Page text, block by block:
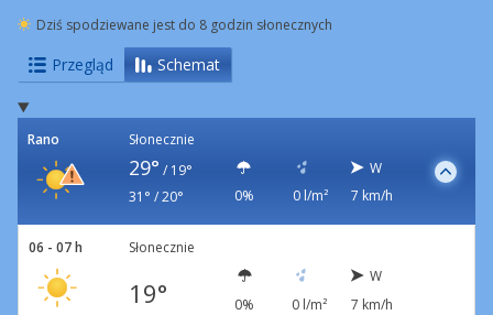
Dziś spodziewane jest do 8 godzin słonecznych
Przegląd Schemat
Rano Słonecznie
29° / 19°
31° / 20°
0% 0 l/m²
W
7 km/h
06 - 07 h Słonecznie
19° 0% 0 l/m²
W
7 km/h